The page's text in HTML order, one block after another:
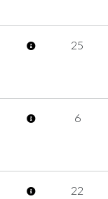
25
6
22